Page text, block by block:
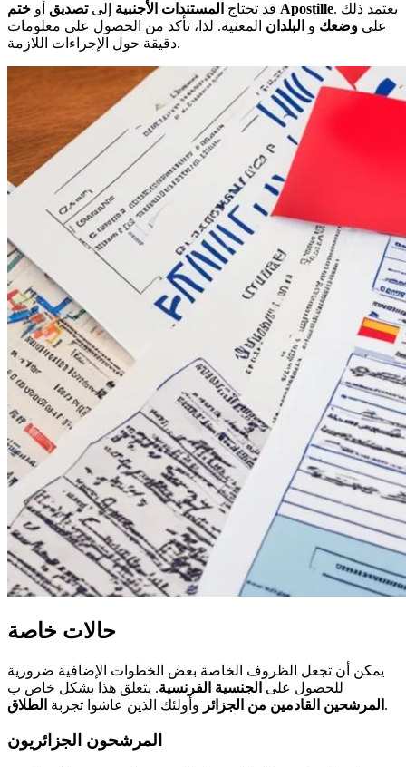
قد تحتاج المستندات الأجنبية إلىتصديق أو ختم Apostille. يعتمد ذلك
على وضعك و البلدان المعنية. لذا، تأكد من الحصول على معلومات
دقيقة حول الإجراءات اللازمة.
حالات خاصة
يمكن أن تجعل الظروف الخاصة بعض الخطوات الإضافية ضرورية
للحصول على الجنسية الفرنسية. يتعلق هذا بشكل خاص ب
المرشحين القادمين من الجزائر وأولئك الذين عاشوا تجربة الطلاق .
المرشحون الجزائريون